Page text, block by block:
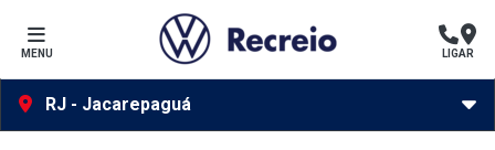
MENU LIGAR
RJ - Jacarepaguá